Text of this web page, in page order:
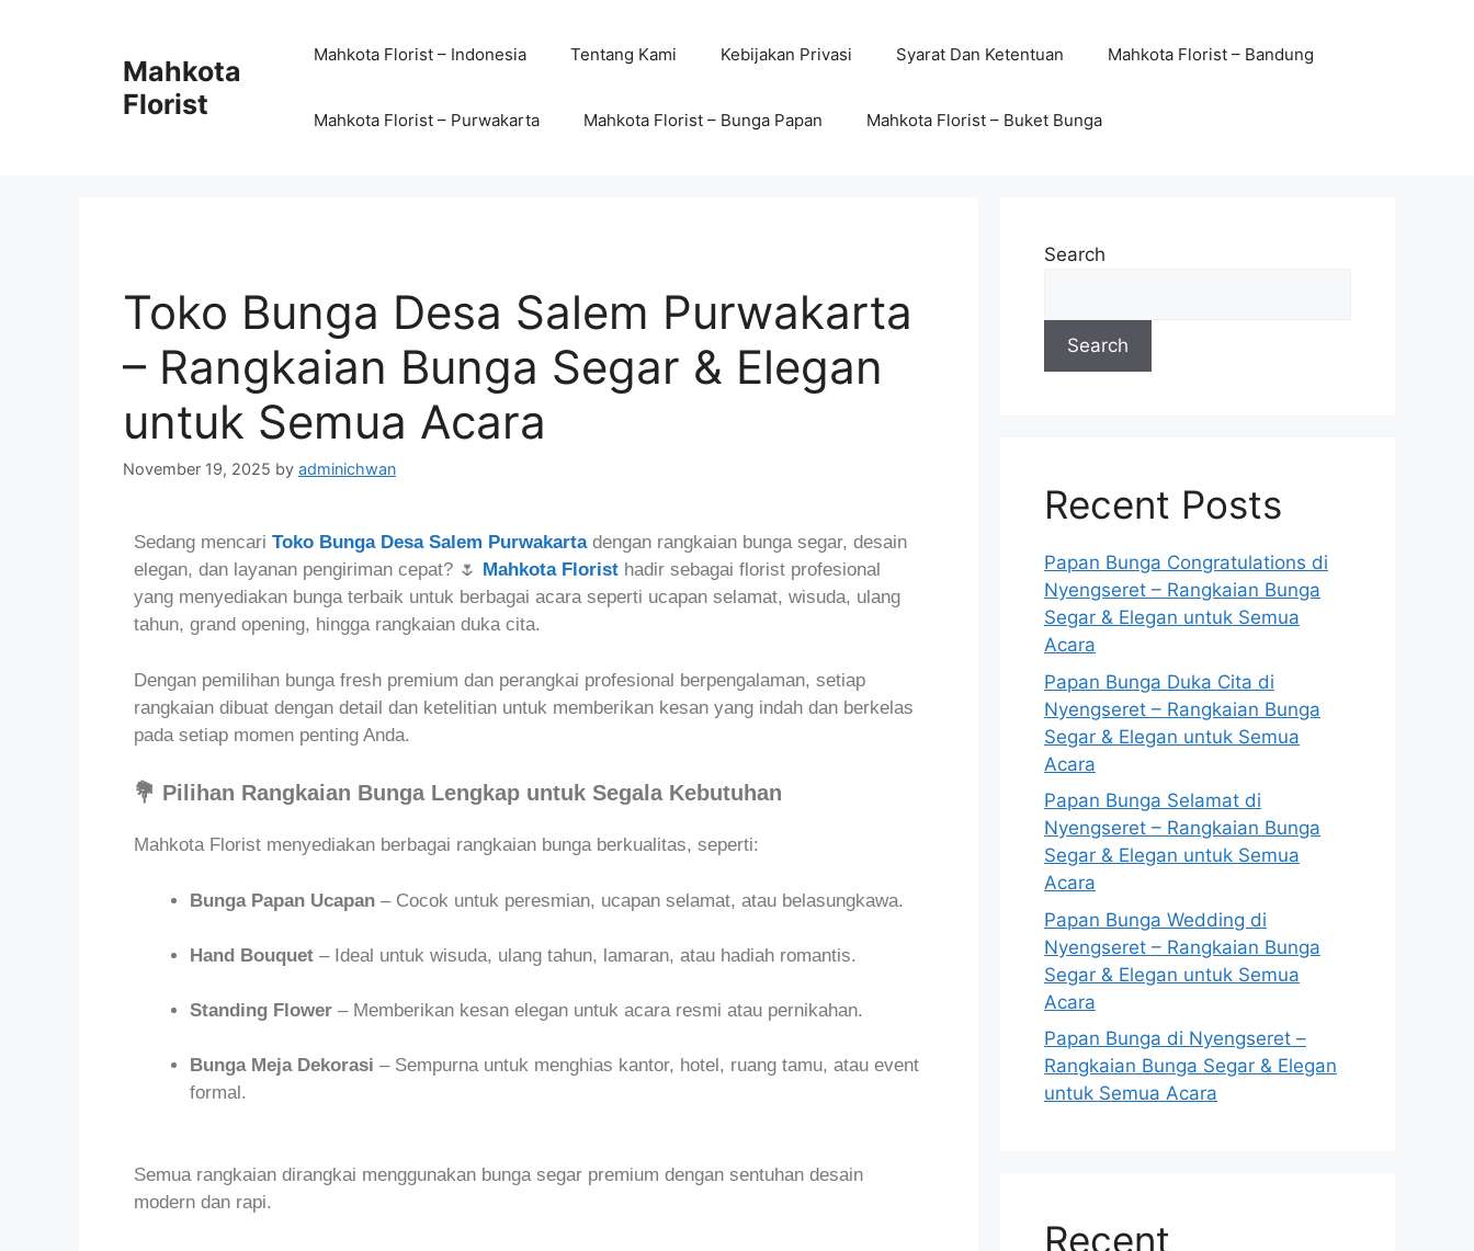
Mahkota
Florist
Mahkota Florist – Indonesia Tentang Kami Kebijakan Privasi Syarat Dan Ketentuan Mahkota Florist – Bandung
Mahkota Florist – Purwakarta Mahkota Florist – Bunga Papan Mahkota Florist – Buket Bunga
Toko Bunga Desa Salem Purwakarta
– Rangkaian Bunga Segar & Elegan
untuk Semua Acara
November 19, 2025 by adminichwan
Sedang mencari Toko Bunga Desa Salem Purwakartadengan rangkaian bunga segar, desain
elegan, dan layanan pengiriman cepat? 🌷
Mahkota Florist hadir sebagai florist profesional
yang menyediakan bunga terbaik untuk berbagai acara seperti ucapan selamat, wisuda, ulang
tahun, grand opening, hingga rangkaian duka cita.
Dengan pemilihan bunga fresh premium dan perangkai profesional berpengalaman, setiap
rangkaian dibuat dengan detail dan ketelitian untuk memberikan kesan yang indah dan berkelas
pada setiap momen penting Anda.
💐 Pilihan Rangkaian Bunga Lengkap untuk Segala Kebutuhan
Mahkota Florist menyediakan berbagai rangkaian bunga berkualitas, seperti:
Bunga Papan Ucapan – Cocok untuk peresmian, ucapan selamat, atau belasungkawa.
Hand Bouquet – Ideal untuk wisuda, ulang tahun, lamaran, atau hadiah romantis.
Standing Flower – Memberikan kesan elegan untuk acara resmi atau pernikahan.
Bunga Meja Dekorasi – Sempurna untuk menghias kantor, hotel, ruang tamu, atau event
formal.
Semua rangkaian dirangkai menggunakan bunga segar premium dengan sentuhan desain
modern dan rapi.
Search
Search
Recent Posts
Papan Bunga Congratulations di
Nyengseret – Rangkaian Bunga
Segar & Elegan untuk Semua
Acara
Papan Bunga Duka Cita di
Nyengseret – Rangkaian Bunga
Segar & Elegan untuk Semua
Acara
Papan Bunga Selamat di
Nyengseret – Rangkaian Bunga
Segar & Elegan untuk Semua
Acara
Papan Bunga Wedding di
Nyengseret – Rangkaian Bunga
Segar & Elegan untuk Semua
Acara
Papan Bunga di Nyengseret –
Rangkaian Bunga Segar & Elegan
untuk Semua Acara
Recent